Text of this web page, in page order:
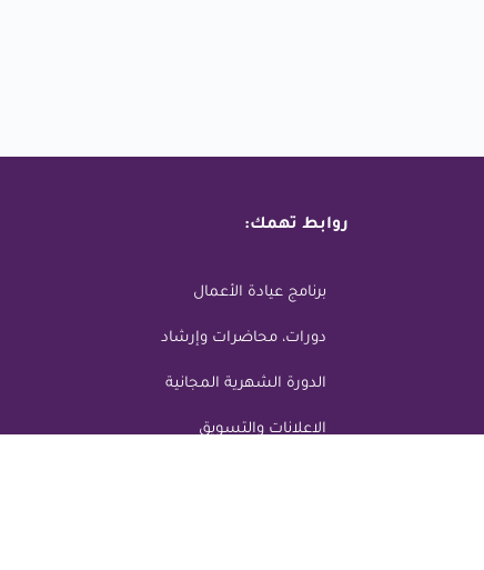
روابط تهمك:
برنامج عيادة الأعمال
دورات، محاضرات وإرشاد
الدورة الشهرية المجانية
الاعلانات والتسويق